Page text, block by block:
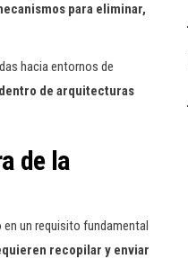
para eliminar,
hacia entornos de
de arquitecturas
de la
un requisito fundamental
recopilar y enviar